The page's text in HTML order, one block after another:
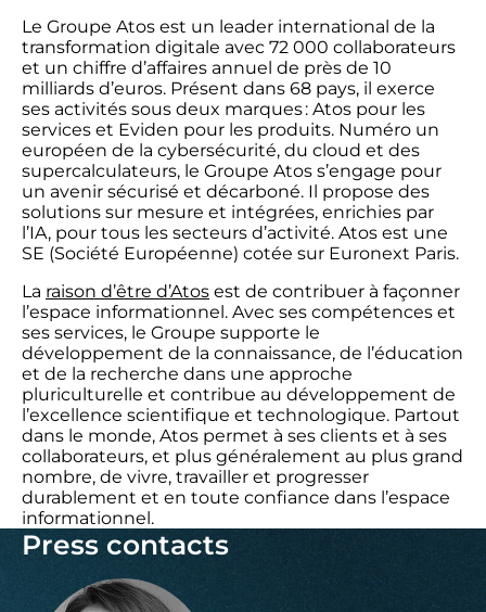
Le Groupe Atos est un leader international de la
transformation digitale avec 72 000 collaborateurs
et un chiffre d’affaires annuel de près de 10
milliards d’euros. Présent dans 68 pays, il exerce
ses activités sous deux marques : Atos pour les
services et Eviden pour les produits. Numéro un
européen de la cybersécurité, du cloud et des
supercalculateurs, le Groupe Atos s’engage pour
un avenir sécurisé et décarboné. Il propose des
solutions sur mesure et intégrées, enrichies par
l’IA, pour tous les secteurs d’activité. Atos est une
SE (Société Européenne) cotée sur Euronext Paris.
La raison d’être d’Atos est de contribuer à façonner
l’espace informationnel. Avec ses compétences et
ses services, le Groupe supporte le
développement de la connaissance, de l’éducation
et de la recherche dans une approche
pluriculturelle et contribue au développement de
l’excellence scientifique et technologique. Partout
dans le monde, Atos permet à ses clients et à ses
collaborateurs, et plus généralement au plus grand
nombre, de vivre, travailler et progresser
durablement et en toute confiance dans l’espace
informationnel.
Press contacts